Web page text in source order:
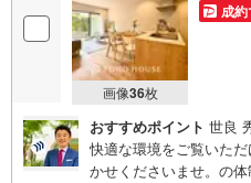
画像36枚
成約
おすすめポイント 世良
快適な環境をご覧いた
かせくださいませ。の